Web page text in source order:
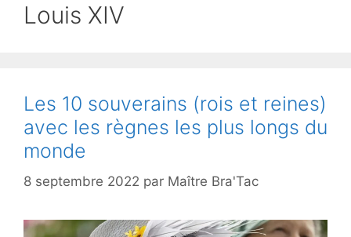
Louis XIV
Les 10 souverains (rois et reines)
avec les règnes les plus longs du
monde
8 septembre 2022 par Maître Bra'Tac